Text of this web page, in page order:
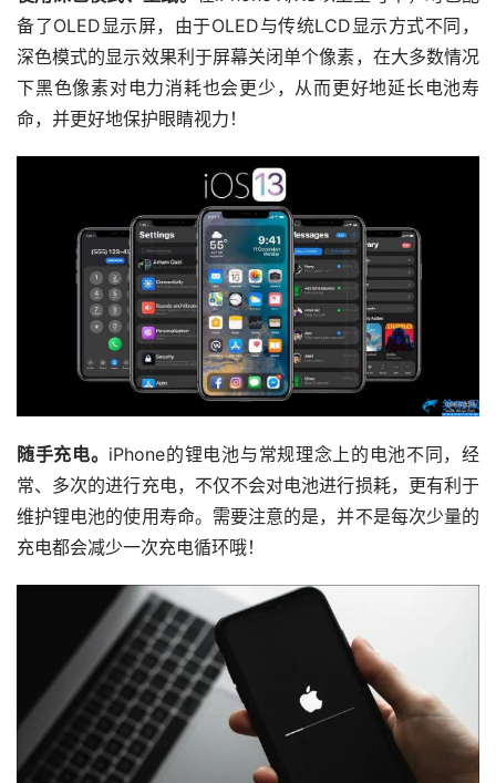
备了OLED显示屏，由于OLED与传统LCD显示方式不同，
深色模式的显示效果利于屏幕关闭单个像素，在大多数情况
下黑色像素对电力消耗也会更少，从而更好地延长电池寿
命，并更好地保护眼睛视力！
随手充电。 iPhone的锂电池与常规理念上的电池不同，经
常、多次的进行充电，不仅不会对电池进行损耗，更有利于
维护锂电池的使用寿命。需要注意的是，并不是每次少量的
充电都会减少一次充电循环哦！